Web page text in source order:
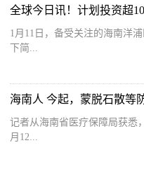
1月11日，备受关注的海南洋
下简...
海南人 今起，蒙脱石散等
记者从海南省医疗保障局获悉
月12...